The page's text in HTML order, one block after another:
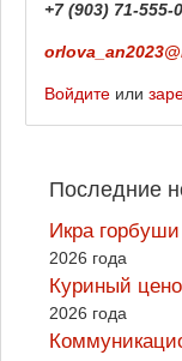
+7 (903) 71-
Войдите или
Последние
Икра
2026 года
Куриный
2026 года